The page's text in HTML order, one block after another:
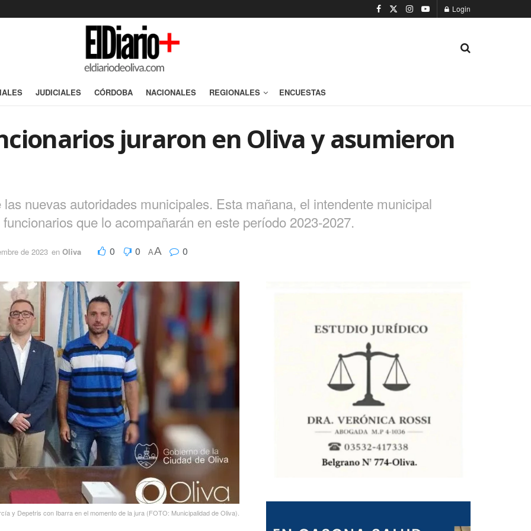
Login
JUDICIALES CÓRDOBA NACIONALES REGIONALES ENCUESTAS
juraron en Oliva y asumieron
nuevas autoridades municipales. Esta mañana, el intendente municipal
que lo acompañarán en este período 2023-2027.
de 2023 en Oliva 0 0 AA 0
y Depetris con Ibarra en el momento de la jura (FOTO: Municipalidad de Oliva).